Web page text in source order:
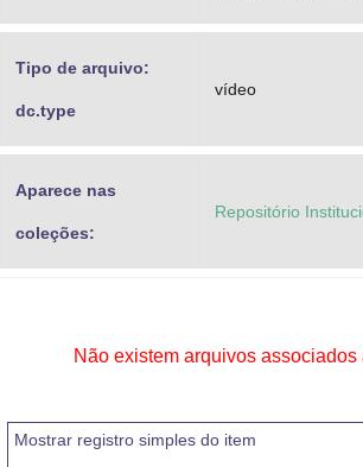
Tipo de arquivo:
dc.type
vídeo
Aparece nas
coleções:
Repositório
Não existem arquivos associados
Mostrar registro simples do item